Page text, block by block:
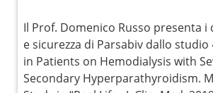
Il Prof. Domenico Russo presenta i
e sicurezza di Parsabiv dallo studio
in Patients on Hemodialysis with
Secondary Hyperparathyroidism.